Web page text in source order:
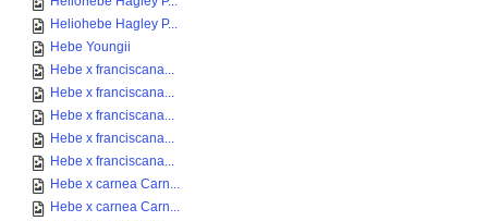
Heliohebe Hagley P...
Hebe Youngii
Hebe x franciscana...
Hebe x franciscana...
Hebe x franciscana...
Hebe x franciscana...
Hebe x franciscana...
Hebe x carnea Carn...
Hebe x carnea Carn...